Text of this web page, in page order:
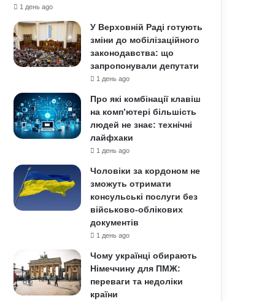
1 день ago
У Верховній Раді готують
зміни до мобілізаційного
законодавства: що
запропонували депутати
1 день ago
Про які комбінації клавіш
на комп’ютері більшість
людей не знає: технічні
лайфхаки
1 день ago
Чоловіки за кордоном не
зможуть отримати
консульські послуги без
військово-облікових
документів
1 день ago
Чому українці обирають
Німеччину для ПМЖ:
переваги та недоліки
країни